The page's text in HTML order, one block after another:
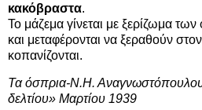
κακόβραστα.
Το μάζεμα γίνεται με ξερίζωμα
και μεταφέρονται να ξεραθούν
κοπανίζονται.
Τα όσπρια-Ν.Η.
δελτίου» Μαρτίου 1939